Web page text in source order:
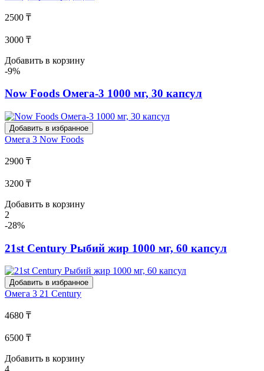
2500 ₸
3000 ₸
Добавить в корзину
-9%
Now Foods Омега-3 1000 мг, 30 капсул
Добавить в избранное
Омега 3 Now Foods
2900 ₸
3200 ₸
Добавить в корзину
2
-28%
21st Century Рыбий жир 1000 мг, 60 капсул
Добавить в избранное
Омега 3 21 Century
4680 ₸
6500 ₸
Добавить в корзину